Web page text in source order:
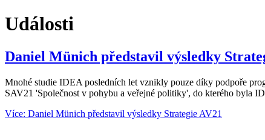
Události
Daniel Münich představil výsledky
Mnohé studie IDEA posledních let vznikly pouze díky podpoře
SAV21 'Společnost v pohybu a veřejné politiky', do kterého byla
Více: Daniel Münich představil výsledky Strategie AV21